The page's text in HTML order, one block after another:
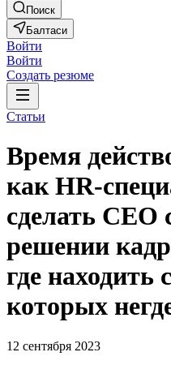
Поиск
Балтаси
Войти
Войти
Создать резюме
Статьи
Время
как HR-
сделать
решении
где находить
которых
12 сентября 2023